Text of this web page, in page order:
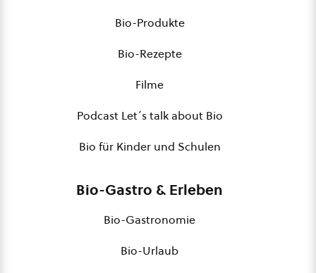
Bio-Produkte
Bio-Rezepte
Filme
Podcast Let´s talk about Bio
Bio für Kinder und Schulen
Bio-Gastro & Erleben
Bio-Gastronomie
Bio-Urlaub